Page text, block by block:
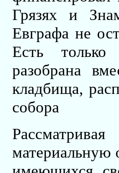
Грязях и
Евгpафа не
Есть
разобрана
кладбища,
собора
материальную